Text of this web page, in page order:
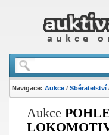
Navigace: Aukce/ Sběratelství
Aukce